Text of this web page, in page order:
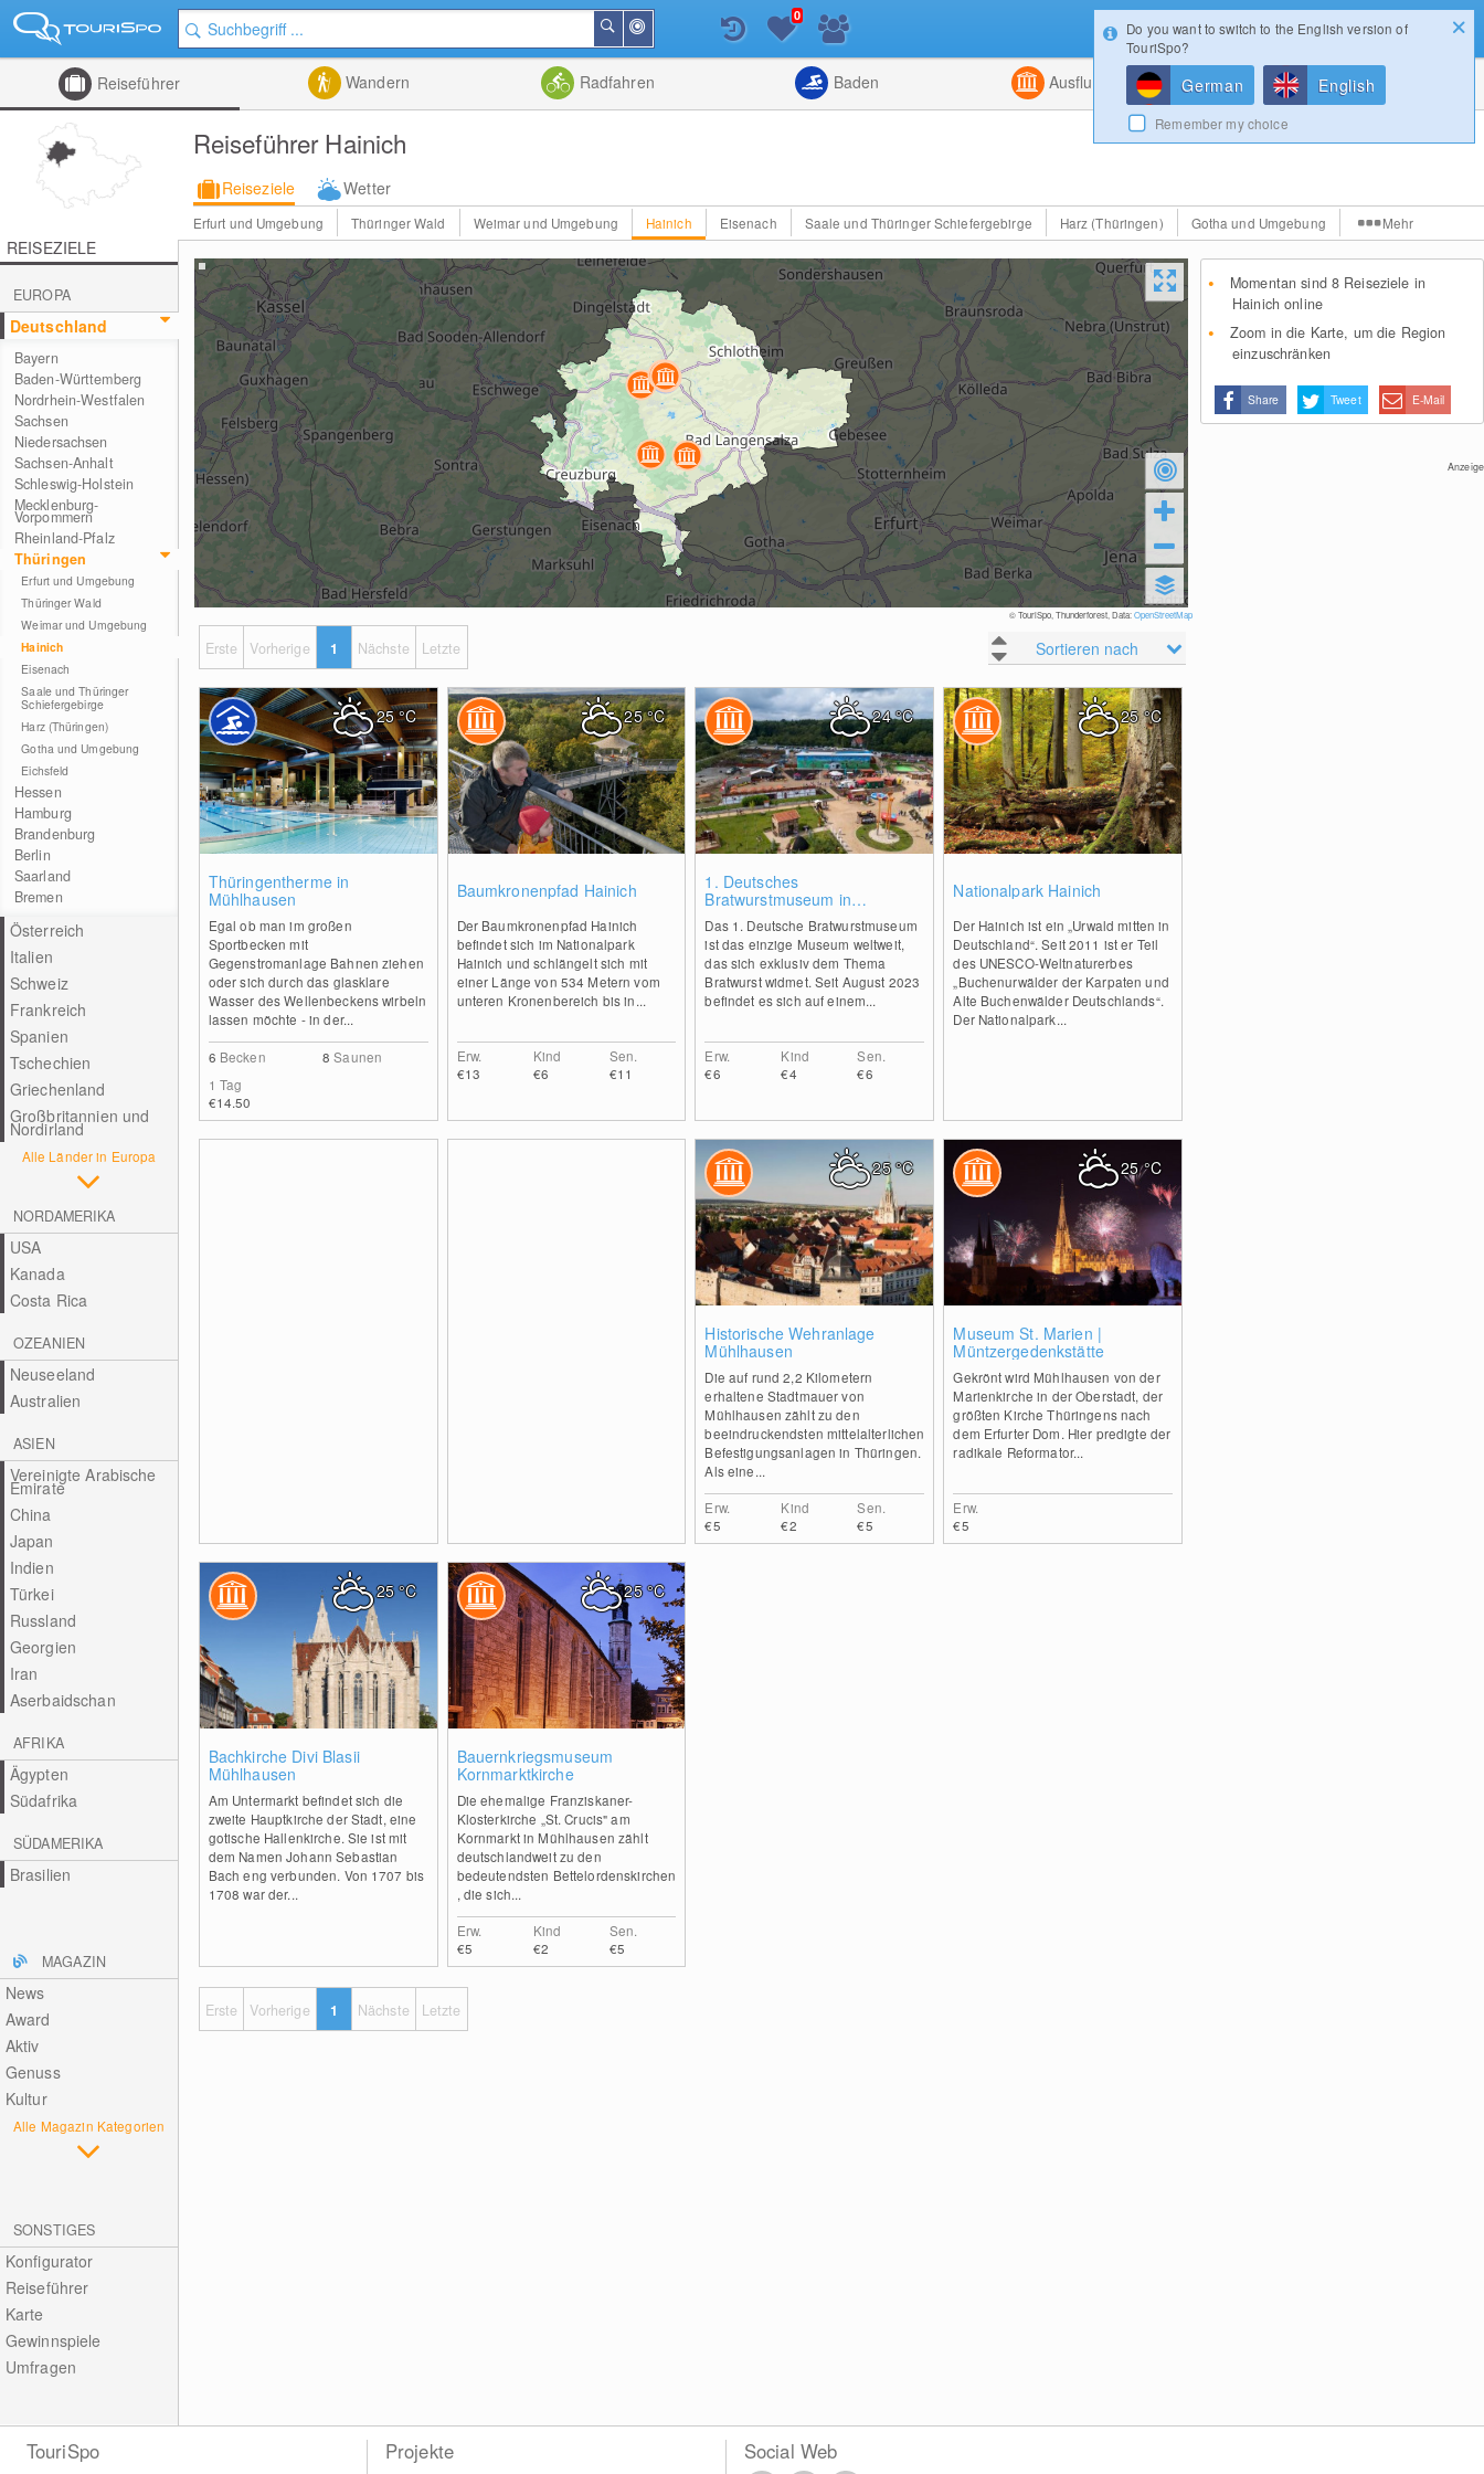
der
Nähe
Suchen
Listenansicht
Kombiniert
0
Reiseführer Wandern Radfahren Baden Ausflugsziele Magazin
Reiseführer Hainich
Reiseziele Wetter
Erfurt und Umgebung Thüringer Wald Weimar und Umgebung Hainich Eisenach Saale und Thüringer Schiefergebirge Harz (Thüringen) Gotha und Umgebung Mehr
REISEZIELE
EUROPA
Deutschland
Bayern
Baden-Württemberg
Nordrhein-Westfalen
Sachsen
Niedersachsen
Sachsen-Anhalt
Schleswig-Holstein
Mecklenburg-
Vorpommern
Rheinland-Pfalz
Thüringen
Erfurt und Umgebung
Thüringer Wald
Weimar und Umgebung
Hainich
Eisenach
Saale und Thüringer
Schiefergebirge
Harz (Thüringen)
Gotha und Umgebung
Eichsfeld
Hessen
Hamburg
Brandenburg
Berlin
Saarland
Bremen
Österreich
Italien
Schweiz
Frankreich
Spanien
Tschechien
Griechenland
Großbritannien und
Nordirland
Alle Länder in Europa
NORDAMERIKA
USA
Kanada
Costa Rica
OZEANIEN
Neuseeland
Australien
ASIEN
Vereinigte Arabische
Emirate
China
Japan
Indien
Türkei
Russland
Georgien
Iran
Aserbaidschan
AFRIKA
Ägypten
Südafrika
SÜDAMERIKA
Brasilien
MAGAZIN
News
Award
Aktiv
Genuss
Kultur
Alle Magazin Kategorien
SONSTIGES
Konfigurator
Reiseführer
Karte
Gewinnspiele
Umfragen
© TouriSpo, Thunderforest, Data:OpenStreetMap
Sortieren nach
Erste Vorherige 1 Nächste Letzte
Thüringentherme in
Mühlhausen
Egal ob man im großen
Sportbecken mit
Gegenstromanlage Bahnen ziehen
oder sich durch das glasklare
Wasser des Wellenbeckens wirbeln
lassen möchte - in der...
6 Becken 8 Saunen
1 Tag
€14.50
25°C
Baumkronenpfad Hainich
Der Baumkronenpfad Hainich
befindet sich im Nationalpark
Hainich und schlängelt sich mit
einer Länge von 534 Metern vom
unteren Kronenbereich bis in...
Erw.
€13
Kind
€6
Sen.
€11
25°C
1. Deutsches
Bratwurstmuseum in
Mühlhausen
Das 1. Deutsche Bratwurstmuseum
ist das einzige Museum weltweit,
das sich exklusiv dem Thema
Bratwurst widmet. Seit August 2023
befindet es sich auf einem...
Erw.
€6
Kind
€4
Sen.
€6
24°C
Nationalpark Hainich
Der Hainich ist ein „Urwald mitten in
Deutschland“. Seit 2011 ist er Teil
des UNESCO-Weltnaturerbes
„Buchenurwälder der Karpaten und
Alte Buchenwälder Deutschlands“.
Der Nationalpark...
25°C
Historische Wehranlage
Mühlhausen
Die auf rund 2,2 Kilometern
erhaltene Stadtmauer von
Mühlhausen zählt zu den
beeindruckendsten mittelalterlichen
Befestigungsanlagen in Thüringen.
Als eine...
Erw.
€5
Kind
€2
Sen.
€5
25°C
Museum St. Marien |
Müntzergedenkstätte
Gekrönt wird Mühlhausen von der
Marienkirche in der Oberstadt, der
größten Kirche Thüringens nach
dem Erfurter Dom. Hier predigte der
radikale Reformator...
Erw.
€5
25°C
Bachkirche Divi Blasii
Mühlhausen
Am Untermarkt befindet sich die
zweite Hauptkirche der Stadt, eine
gotische Hallenkirche. Sie ist mit
dem Namen Johann Sebastian
Bach eng verbunden. Von 1707 bis
1708 war der...
25°C
Bauernkriegsmuseum
Kornmarktkirche
Die ehemalige Franziskaner-
Klosterkirche „St. Crucis" am
Kornmarkt in Mühlhausen zählt
deutschlandweit zu den
bedeutendsten Bettelordenskirchen
, die sich...
Erw.
€5
Kind
€2
Sen.
€5
25°C
Erste Vorherige 1 Nächste Letzte
Momentan sind 8 Reiseziele in
Hainich online
Zoom in die Karte, um die Region
einzuschränken
Share Tweet E-Mail
Anzeige
Login
TouriSpo Projekte Social Web
Do you want to switch to the English version of
TouriSpo?
German English
Remember my choice
Konfigurator Gewinnspiele